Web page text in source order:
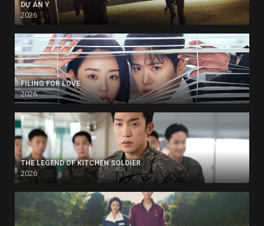
DỰ ÁN Y
2026
FILING FOR LOVE
2026
THE LEGEND OF KITCHEN SOLDIER
2026